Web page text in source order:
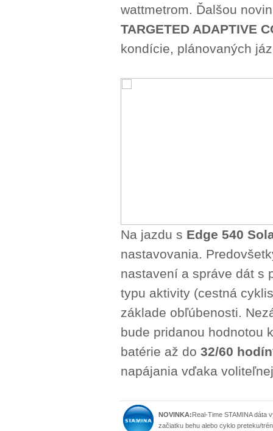
wattmetrom. Ďalšou
TARGETED ADAPTIVE
kondície, plánovaných
Na jazdu s Edge 540
nastavovania.
nastavení a správe dát s
typu aktivity (cestná
základe obľúbenosti.
bude pridanou hodnotou
batérie až do 32/60
napájania vďaka
NOVINKA:Real-Time STAMINA dáta
začiatku behu alebo cyklo preteku/